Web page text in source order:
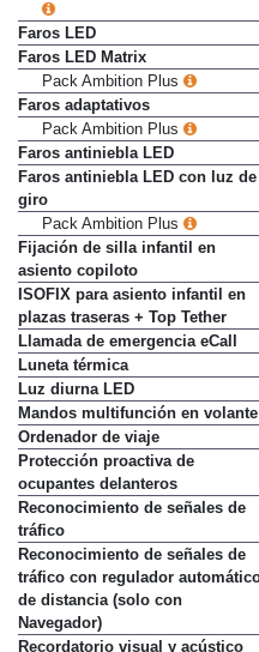
DYNAMIC CHASSIS CONTROL
Faros LED
Faros LED Matrix
Pack Ambition Plus
Faros adaptativos
Pack Ambition Plus
Faros antiniebla LED
Faros antiniebla LED con luz de
giro
Pack Ambition Plus
Fijación de silla infantil en
asiento copiloto
ISOFIX para asiento infantil en
plazas traseras + Top Tether
Llamada de emergencia eCall
Luneta térmica
Luz diurna LED
Mandos multifunción en volante
Ordenador de viaje
Protección proactiva de
ocupantes delanteros
Reconocimiento de señales de
tráfico
Reconocimiento de señales de
tráfico con regulador automático
de distancia (solo con
Navegador)